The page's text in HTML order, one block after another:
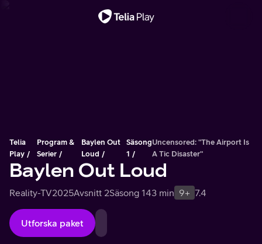
Telia
Play
Program &
Serier
Baylen Out
Loud
Säsong
1
Uncensored: "The Airport Is
A Tic Disaster"
Baylen Out Loud
Reality-TV2025Avsnitt 2Säsong 143 min 9+ 7.4
Utforska paket